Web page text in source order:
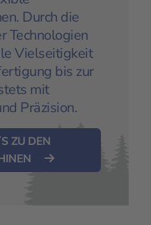
Durch die
Technologien
Vielseitigkeit
bis zur
mit
Präzision.
ZU DEN